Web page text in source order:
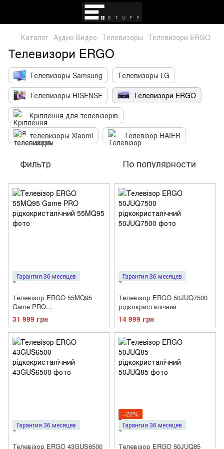
Каталог Аудио Видео Телевизоры Телевизори ERGO
Телевизори ERGO
Телевизоры Samsung
Телевизоры LG
Телевизоры HISENSE
Телевизори ERGO
Кріплення для телевізорів
телевизоры Xiaomi
Телевізор HAIER
Фильтр По популярности
Гарантия 36 месяцев
Телевізор ERGO 55MQ95
Game PRO
рідкокристалічний
31 999 грн
Гарантия 36 месяцев
Телевізор ERGO 50JUQ7500
рідкокристалічний
14 999 грн
Гарантия 36 месяцев
Телевізор ERGO 43GUS6500
−22%
Гарантия 36 месяцев
Телевізор ERGO 50JUQ85